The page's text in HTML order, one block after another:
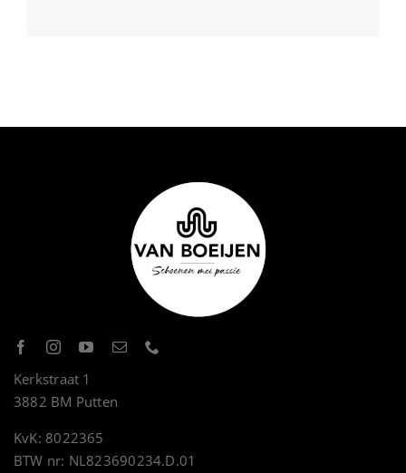
Kerkstraat 1
3882 BM Putten
KvK: 8022365
BTW nr: NL823690234.D.01